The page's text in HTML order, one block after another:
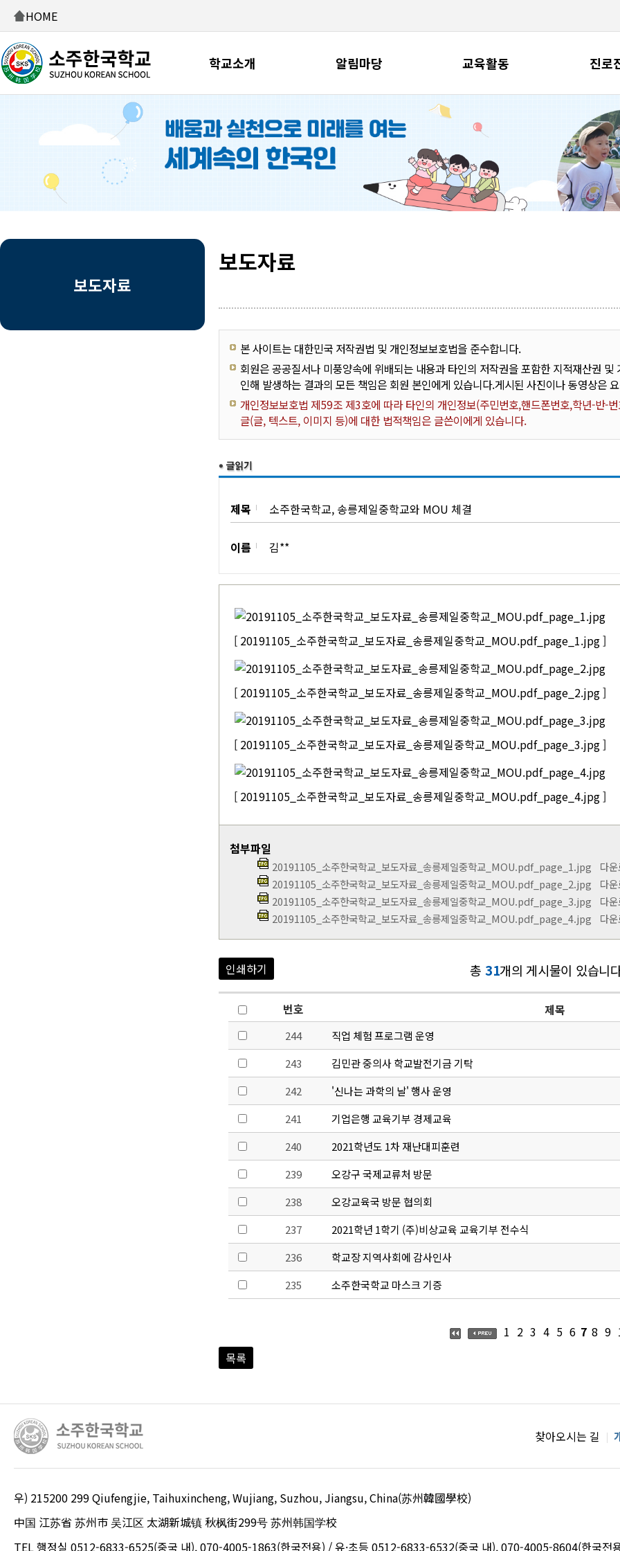
HOME
학교소개 알림마당 교육활동 진로
보도자료
보도자료
본 사이트는 대한민국 저작권법 및 개인정보보호법을 준수합니다.
회원은 공공질서나 미풍양속에 위배되는 내용과 타인의 저작권을 포함한 지적재산권
인해 발생하는 결과의 모든 책임은 회원 본인에게 있습니다.게시된 사진이나 동영상은
개인정보보호법 제59조 제3호에 따라 타인의 개인정보(주민번호,핸드폰번호,학년-반-
글(글, 텍스트, 이미지 등)에 대한 법적책임은 글쓴이에게 있습니다.
제목 소주한국학교, 송릉제일중학교와 MOU 체결
이름 김**
[ 20191105_소주한국학교_보도자료_송릉제일중학교_MOU.pdf_page_1.jpg ]
[ 20191105_소주한국학교_보도자료_송릉제일중학교_MOU.pdf_page_2.jpg ]
[ 20191105_소주한국학교_보도자료_송릉제일중학교_MOU.pdf_page_3.jpg ]
[ 20191105_소주한국학교_보도자료_송릉제일중학교_MOU.pdf_page_4.jpg ]
첨부파일
20191105_소주한국학교_보도자료_송릉제일중학교_MOU.pdf_page_1.jpg 다
20191105_소주한국학교_보도자료_송릉제일중학교_MOU.pdf_page_2.jpg 다
20191105_소주한국학교_보도자료_송릉제일중학교_MOU.pdf_page_3.jpg 다
20191105_소주한국학교_보도자료_송릉제일중학교_MOU.pdf_page_4.jpg 다
인쇄하기 총 31개의 게시물이 있습니
번호 제목
244 직업 체험 프로그램 운영
243
김민관 중의사 학교발전기금 기탁
242
'신나는 과학의 날' 행사 운영
241
기업은행 교육기부 경제교육
240
2021학년도 1차 재난대피훈련
239
오강구 국제교류처 방문
238
오강교육국 방문 협의회
237
2021학년 1학기 (주)비상교육 교육기부 전수식
236
학교장 지역사회에 감사인사
235
소주한국학교 마스크 기증
1 2 3 4 5 6 7 8 9
목록
찾아오시는 길
우) 215200 299 Qiufengjie, Taihuxincheng, Wujiang, Suzhou, Jiangsu, China(苏州韓國學校)
中国 江苏省 苏州市 吴江区 太湖新城镇 秋枫街299号 苏州韩国学校
TEL 행정실 0512-6833-6525(중국 내), 070-4005-1863(한국전용) / 유·초등 0512-6833-6532(중국 내), 070-4005-8604(한국